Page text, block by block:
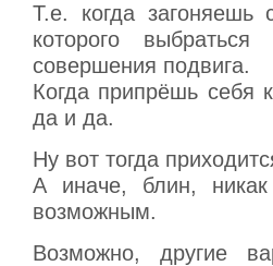
Т.е. когда загоняешь
которого
совершения подвига.
Когда припрёшь себя
да и да.
Ну вот тогда
А иначе, блин, никак
возможным.
Возможно, другие